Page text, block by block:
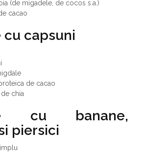
(de migadele, de cocos s.a.)
cacao
cu capsuni
de cacao
chia
cu banane,
piersici